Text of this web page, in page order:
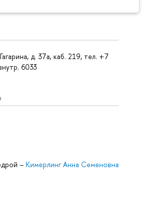
д. 37а, каб. 219, тел. +7
6033
– Кимерлинг Анна Семеновна